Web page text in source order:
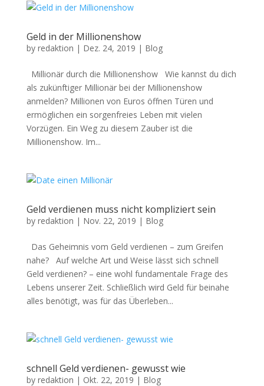
Geld in der Millionenshow
by redaktion | Dez. 24, 2019 | Blog
Millionär durch die Millionenshow Wie kannst du dich
als zukünftiger Millionär bei der Millionenshow
anmelden? Millionen von Euros öffnen Türen und
ermöglichen ein sorgenfreies Leben mit vielen
Vorzügen. Ein Weg zu diesem Zauber ist die
Millionenshow. Im...
Geld verdienen muss nicht kompliziert sein
by redaktion | Nov. 22, 2019 | Blog
Das Geheimnis vom Geld verdienen – zum Greifen
nahe? Auf welche Art und Weise lässt sich schnell
Geld verdienen? – eine wohl fundamentale Frage des
Lebens unserer Zeit. Schließlich wird Geld für beinahe
alles benötigt, was für das Überleben...
schnell Geld verdienen- gewusst wie
by redaktion | Okt. 22, 2019 | Blog